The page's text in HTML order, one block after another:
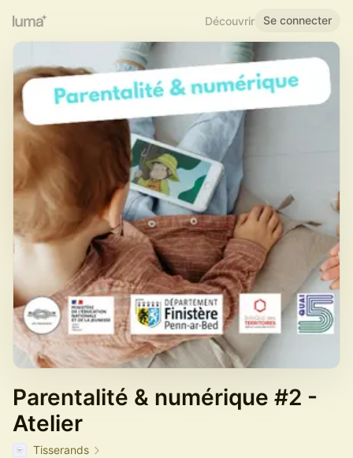
Découvrir Se connecter
Parentalité & numérique #2 -
Atelier
Tisserands